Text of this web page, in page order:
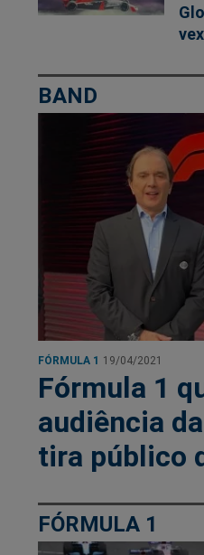
BAND
FÓRMULA 1 19/04/2021
Fórmula 1
audiência
tira público
FÓRMULA 1